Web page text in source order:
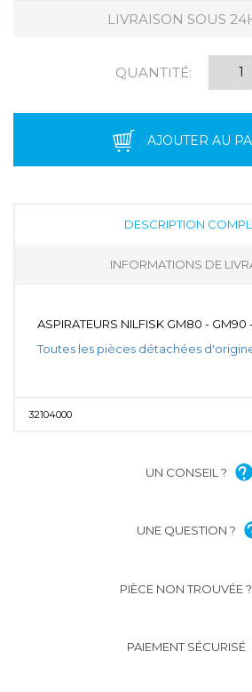
LIVRAISON SOUS
QUANTITÉ:
AJOUTER AU
DESCRIPTION
INFORMATIONS DE
ASPIRATEURS NILFISK GM80 -
Toutes les pièces détachées
32104000
UN CONSEIL ?
UNE QUESTION ?
PIÈCE NON TROUVÉE ?
PAIEMENT SÉCURISÉ